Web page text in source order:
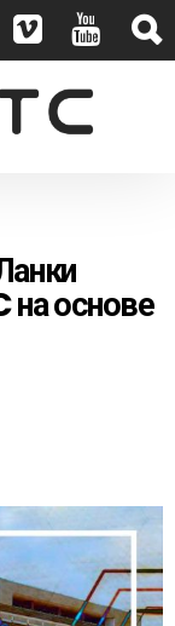
на основе